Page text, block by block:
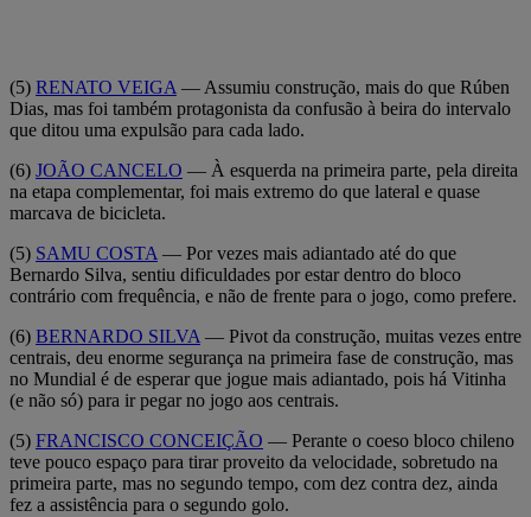
(5) RENATO VEIGA — Assumiu construção, mais do que Rúben
Dias, mas foi também protagonista da confusão à beira do intervalo
que ditou uma expulsão para cada lado.
(6) JOÃO CANCELO — À esquerda na primeira parte, pela direita
na etapa complementar, foi mais extremo do que lateral e quase
marcava de bicicleta.
(5) SAMU COSTA — Por vezes mais adiantado até do que
Bernardo Silva, sentiu dificuldades por estar dentro do bloco
contrário com frequência, e não de frente para o jogo, como prefere.
(6) BERNARDO SILVA — Pivot da construção, muitas vezes entre
centrais, deu enorme segurança na primeira fase de construção, mas
no Mundial é de esperar que jogue mais adiantado, pois há Vitinha
(e não só) para ir pegar no jogo aos centrais.
(5) FRANCISCO CONCEIÇÃO — Perante o coeso bloco chileno
teve pouco espaço para tirar proveito da velocidade, sobretudo na
primeira parte, mas no segundo tempo, com dez contra dez, ainda
fez a assistência para o segundo golo.